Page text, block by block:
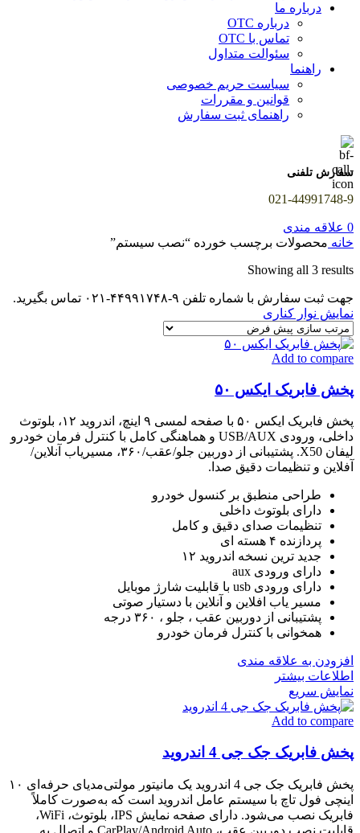
درباره ما
درباره OTC
تماس با OTC
سئوالت متداول
راهنما
سیاست حریم خصوصی
قوانین و مقررات
راهنمای ثبت سفارش
سفارش تلفنی
021-44991748-9
0 علاقه مندی
خانه محصولات برچسب خورده “نصب سیستم”
Showing all 3 results
جهت ثبت سفارش با شماره تلفن ۹-۴۴۹۹۱۷۴۸-۰۲۱ تماس بگیرید.
نمایش نوار کناری
Add to compare
پخش فابریک ایکس ۵۰
پخش فابریک ایکس ۵۰ با صفحه لمسی ۹ اینچ، اندروید ۱۲، بلوتوث
داخلی، ورودی USB/AUX و هماهنگی کامل با کنترل فرمان خودرو
لیفان X50. پشتیبانی از دوربین جلو/عقب/۳۶۰، مسیریاب آنلاین/
آفلاین و تنظیمات دقیق صدا.
طراحی منطبق بر کنسول خودرو
دارای بلوتوث داخلی
تنظیمات صدای دقیق و کامل
پردازنده ۴ هسته ای
جدید ترین نسخه اندروید ۱۲
دارای ورودی aux
دارای ورودی usb با قابلیت شارژ موبایل
مسیر یاب افلاین و آنلاین با دستیار صوتی
پشتیبانی از دوربین عقب ، جلو ، ۳۶۰ درجه
همخوانی با کنترل فرمان خودرو
افزودن به علاقه مندی
اطلاعات بیشتر
نمایش سریع
Add to compare
پخش فابریک جک جی 4 اندروید
پخش فابریک جک جی 4 اندروید یک مانیتور مولتی‌مدیای حرفه‌ای ۱۰
اینچی فول تاچ با سیستم عامل اندروید است که به‌صورت کاملاً
فابریک نصب می‌شود. دارای صفحه نمایش IPS، بلوتوث، WiFi،
قابلیت نصب دوربین عقب، CarPlay/Android Auto و اتصال به